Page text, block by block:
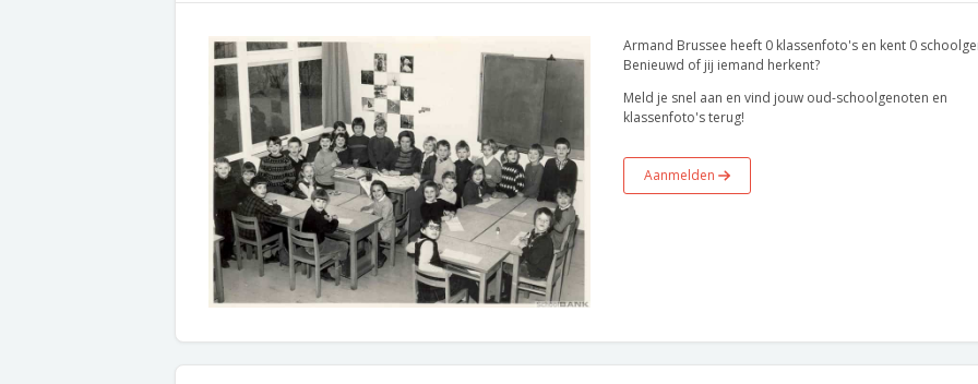
Armand Brussee heeft 0 klassenfoto's en kent 0
Benieuwd of jij iemand herkent?
Meld je snel aan en vind jouw oud-schoolgenoten en
klassenfoto's terug!
Aanmelden